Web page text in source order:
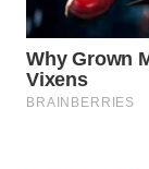
PERSONA
WAHANA
OTOMOTIF